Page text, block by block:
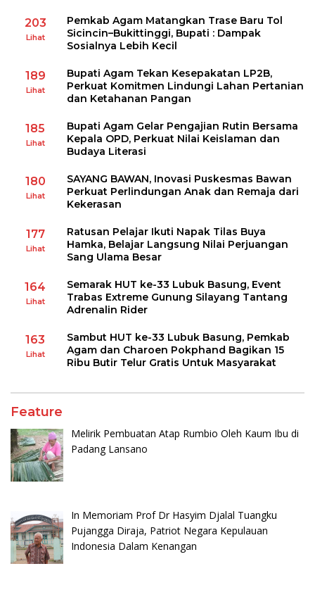
203
Lihat
Pemkab Agam Matangkan Trase Baru Tol
Sicincin–Bukittinggi, Bupati : Dampak
Sosialnya Lebih Kecil
189
Lihat
Bupati Agam Tekan Kesepakatan LP2B,
Perkuat Komitmen Lindungi Lahan Pertanian
dan Ketahanan Pangan
185
Lihat
Bupati Agam Gelar Pengajian Rutin Bersama
Kepala OPD, Perkuat Nilai Keislaman dan
Budaya Literasi
180
Lihat
SAYANG BAWAN, Inovasi Puskesmas Bawan
Perkuat Perlindungan Anak dan Remaja dari
Kekerasan
177
Lihat
Ratusan Pelajar Ikuti Napak Tilas Buya
Hamka, Belajar Langsung Nilai Perjuangan
Sang Ulama Besar
164
Lihat
Semarak HUT ke-33 Lubuk Basung, Event
Trabas Extreme Gunung Silayang Tantang
Adrenalin Rider
163
Lihat
Sambut HUT ke-33 Lubuk Basung, Pemkab
Agam dan Charoen Pokphand Bagikan 15
Ribu Butir Telur Gratis Untuk Masyarakat
Feature
Melirik Pembuatan Atap Rumbio Oleh Kaum Ibu di
Padang Lansano
In Memoriam Prof Dr Hasyim Djalal Tuangku
Pujangga Diraja, Patriot Negara Kepulauan
Indonesia Dalam Kenangan